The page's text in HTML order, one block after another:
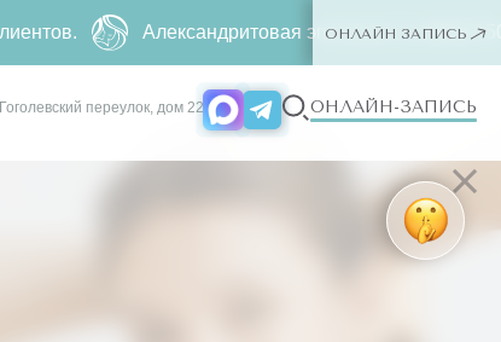
Гоголевский переулок, дом 22 ОНЛАЙН-ЗАПИСЬ
Александритовая эпиляция за4990 ₽ 500 ₽ ー
ОНЛАЙН ЗАПИСЬ